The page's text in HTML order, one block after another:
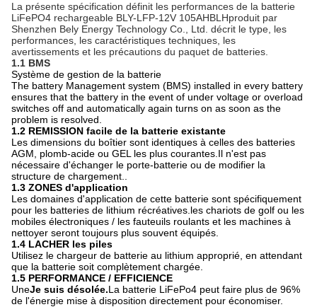
La présente spécification définit les performances de la batterie
LiFePO4 rechargeable BLY-LFP-12V 105AHBLHproduit par
Shenzhen Bely Energy Technology Co., Ltd. décrit le type, les
performances, les caractéristiques techniques, les
avertissements et les précautions du paquet de batteries.
1.1 BMS
Système de gestion de la batterie
The battery Management system (BMS) installed in every battery
ensures that the battery in the event of under voltage or overload
switches off and automatically again turns on as soon as the
problem is resolved.
1.2 REMISSION facile de la batterie existante
Les dimensions du boîtier sont identiques à celles des batteries
AGM, plomb-acide ou GEL les plus courantes.Il n'est pas
nécessaire d'échanger le porte-batterie ou de modifier la
structure de chargement..
1.3 ZONES d'application
Les domaines d'application de cette batterie sont spécifiquement
pour les batteries de lithium récréatives.les chariots de golf ou les
mobiles électroniques / les fauteuils roulants et les machines à
nettoyer seront toujours plus souvent équipés.
1.4 LACHER les piles
Utilisez le chargeur de batterie au lithium approprié, en attendant
que la batterie soit complètement chargée.
1.5 PERFORMANCE / EFFICIENCE
UneJe suis désolée.La batterie LiFePo4 peut faire plus de 96%
de l'énergie mise à disposition directement pour économiser.